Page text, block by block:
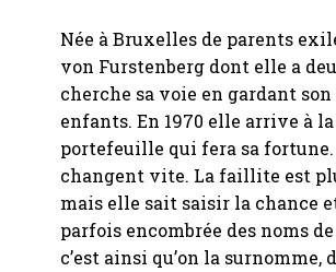
Née à Bruxelles de parents
von Furstenberg dont elle a
cherche sa voie en gardant
enfants. En 1970 elle arrive à
portefeuille qui fera sa
changent vite. La faillite est
mais elle sait saisir la chance
parfois encombrée des noms
c’est ainsi qu’on la